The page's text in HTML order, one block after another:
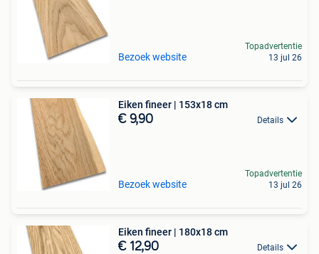
Bezoek website
Topadvertentie
13 jul 26
Eiken fineer | 153x18 cm
€ 9,90 Details
Bezoek website
Topadvertentie
13 jul 26
Eiken fineer | 180x18 cm
€ 12,90 Details